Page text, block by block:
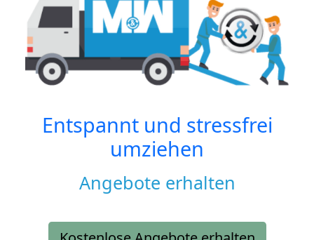
Entspannt und stressfrei
umziehen
Angebote erhalten